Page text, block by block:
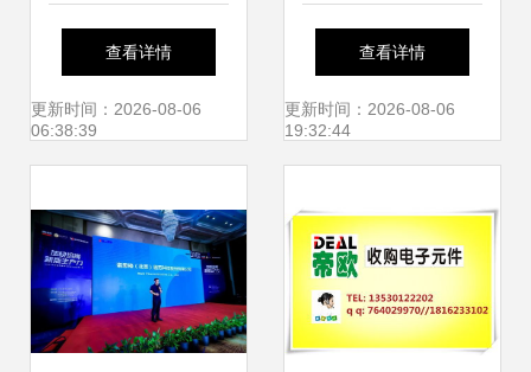
技术有限公司 赋能
京城企业信息技术
查看详情
更新时间：2026-08-06
06:38:39
发展新篇——我院
教师受邀参加北京
术分会理事换届会
并就信息技术咨询
查看详情
更新时间：2026-08-06
19:32:44